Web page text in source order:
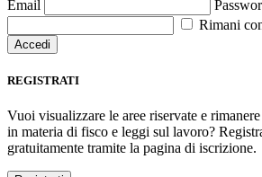
Email
Rimani
REGISTRATI
Vuoi visualizzare le aree riservate e
in materia di fisco e leggi sul lavoro?
gratuitamente tramite la pagina di iscrizione.